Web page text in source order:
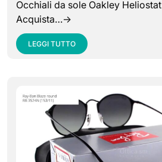
Occhiali da sole Oakley
Acquista…->
LEGGI TUTTO